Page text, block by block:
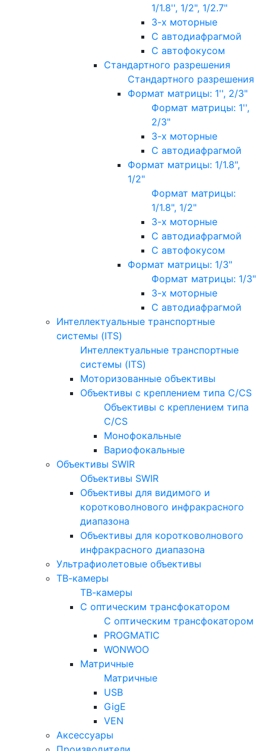
1/1.8'', 1/2", 1/2.7"
3-х моторные
С автодиафрагмой
С автофокусом
Стандартного разрешения
Стандартного разрешения
Формат матрицы: 1'', 2/3"
Формат матрицы: 1'',
2/3"
3-х моторные
С автодиафрагмой
Формат матрицы: 1/1.8",
1/2"
Формат матрицы:
1/1.8", 1/2"
3-х моторные
С автодиафрагмой
С автофокусом
Формат матрицы: 1/3"
Формат матрицы: 1/3"
3-х моторные
С автодиафрагмой
Интеллектуальные транспортные
системы (ITS)
Интеллектуальные транспортные
системы (ITS)
Моторизованные объективы
Объективы с креплением типа C/CS
Объективы с креплением типа
C/CS
Монофокальные
Вариофокальные
Объективы SWIR
Объективы SWIR
Объективы для видимого и
коротковолнового инфракрасного
диапазона
Объективы для коротковолнового
инфракрасного диапазона
Ультрафиолетовые объективы
ТВ-камеры
ТВ-камеры
С оптическим трансфокатором
С оптическим трансфокатором
PROGMATIC
WONWOO
Матричные
Матричные
USB
GigE
VEN
Аксессуары